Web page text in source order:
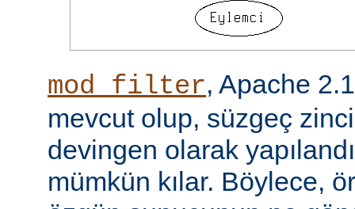
mod_filter, Apache
mevcut olup, süzgeç
devingen olarak
mümkün kılar. Böylece,